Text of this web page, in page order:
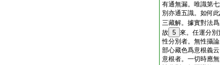
有通無漏。唯識第
別亦通五識。如何
三藏解。據實對法
故 5 來。任運分別
性分別者。無性攝
部心藏色爲意根義
意根者。一切時應